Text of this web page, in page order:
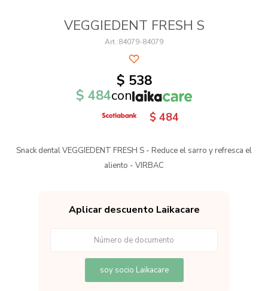
VEGGIEDENT FRESH S
84079-84079
$ 538
$ 484con
$ 484
Snack dental VEGGIEDENT FRESH S - Reduce el sarro y refresca el
aliento - VIRBAC
Aplicar descuento Laikacare
soy socio Laikacare